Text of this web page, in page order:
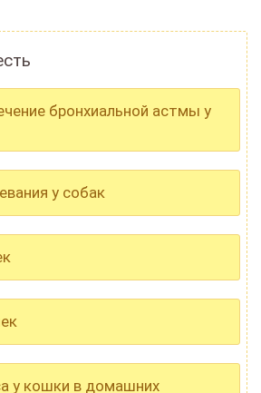
бронхиальной астмы у
у собак
у кошки в домашних